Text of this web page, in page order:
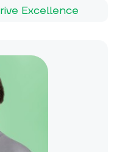
Excellence